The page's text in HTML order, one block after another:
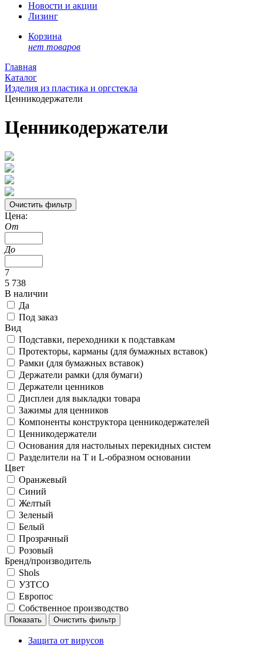
Новости и акции
Лизинг
Корзина
нет товаров
Главная
Каталог
Изделия из пластика и оргстекла
Ценникодержатели
Ценникодержатели
Цена:
От
До
7
5 738
В наличии
Да
Под заказ
Вид
Подставки, переходники к подставкам
Протекторы, карманы (для бумажных вставок)
Рамки (для бумажных вставок)
Держатели рамки (для бумаги)
Держатели ценников
Дисплеи для выкладки товара
Зажимы для ценников
Компоненты конструктора ценникодержателей
Ценникодержатели
Основания для настольных перекидных систем
Разделители на Т и L-образном основании
Цвет
Оранжевый
Синий
Желтый
Зеленый
Белый
Прозрачный
Розовый
Бренд/производитель
Shols
УЗТСО
Европос
Собственное производство
Защита от вирусов